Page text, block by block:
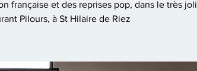
française et des reprises pop, dans le très joli
Pilours, à St Hilaire de Riez